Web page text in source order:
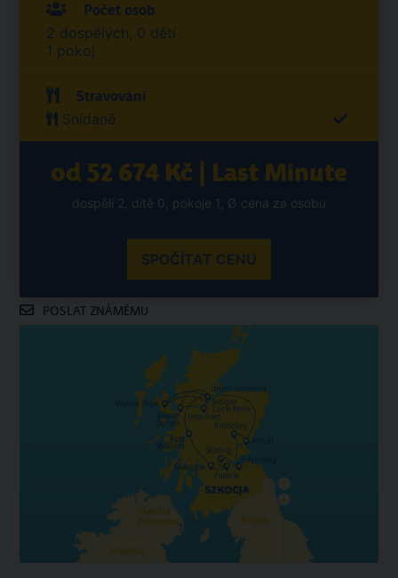
Počet osob
2 dospělých, 0 dětí
1 pokoj
Stravování
Snídaně
od 52 674 Kč | Last Minute
dospělí 2, dítě 0, pokoje 1, Ø cena za osobu
SPOČÍTAT CENU
POSLAT ZNÁMÉMU